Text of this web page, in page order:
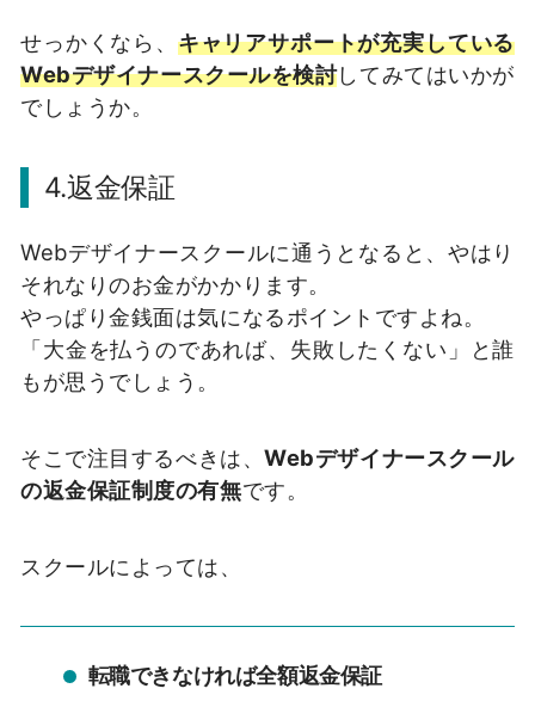
せっかくなら、 キャリアサポートが充実している
Webデザイナースクールを検討してみてはいかが
でしょうか。
4.返金保証
Webデザイナースクールに通うとなると、やはり
それなりのお金がかかります。
やっぱり金銭面は気になるポイントですよね。
「大金を払うのであれば、失敗したくない」と誰
もが思うでしょう。
そこで注目するべきは、Webデザイナースクール
の返金保証制度の有無です。
スクールによっては、
転職できなければ全額返金保証